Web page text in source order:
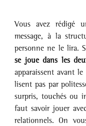
Vous avez rédigé
message, à la
personne ne le lira.
se joue dans les
apparaissent avant
lisent pas par
surpris, touchés ou
faut savoir jouer
relationnels. On